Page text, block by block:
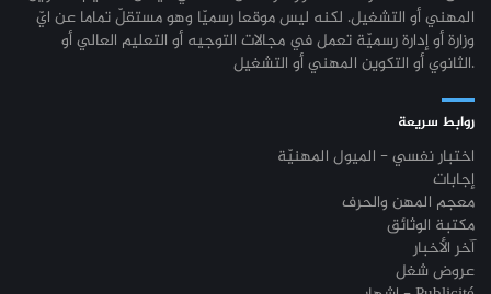
المهني أو التشغيل. لكنه ليس موقعا رسميّا وهو مستقلّ تماما عن ايّ
وزارة أو إدارة رسميّة تعمل في مجالات التوجيه أو التعليم العالي أو
الثانوي أو التكوين المهني أو التشغيل.
روابط سريعة
اختبار نفسي - الميول المهنيّة
إجابات
معجم المهن والحرف
مكتبة الوثائق
آخر الأخبار
عروض شغل